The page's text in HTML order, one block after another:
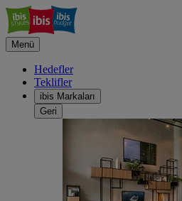
Menü
Hedefler
Teklifler
ibis Markaları
Geri